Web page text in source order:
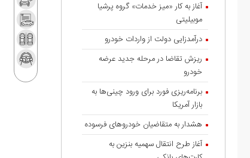
آغاز به کار «میز خدمات» گروه پرشیا
موبیلیتی
درآمدزایی دولت از واردات خودرو
ریزش تقاضا در مرحله جدید عرضه
خودرو
برنامه‌ریزی فورد برای ورود چینی‌ها به
بازار آمریکا
هشدار به متقاضیان خودروهای فرسوده
آغاز طرح انتقال سهمیه بنزین به